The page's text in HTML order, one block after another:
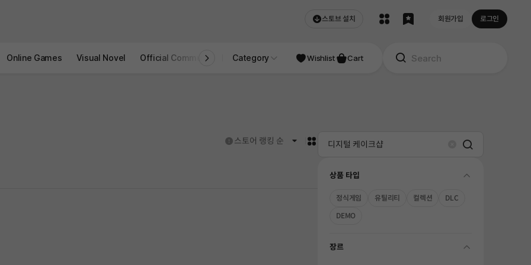
스토브 설치 회원가입 로그인
Online Games Visual Novel Official Community STOVE INDIE Studio
Category Wishlist Cart
도움말
스토어 랭킹 순 카드형 ClearSearch
상품 타입 folding
정식게임 유틸리티 컬렉션
DLC
DEMO
장르 folding